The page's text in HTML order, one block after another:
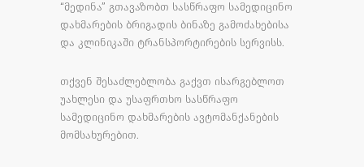
“მედინა” გთავაზობთ სასწრაფო სამედიცინო
დახმარების ბრიგადის ბინაზე გამოძახებისა
და კლინიკაში ტრანსპორტირების სერვისს.
თქვენ შესაძლებლობა გაქვთ ისარგებლოთ
უახლესი და უსაფრთხო სასწრაფო
სამედიცინო დახმარების ავტომანქანების
მომსახურებით.